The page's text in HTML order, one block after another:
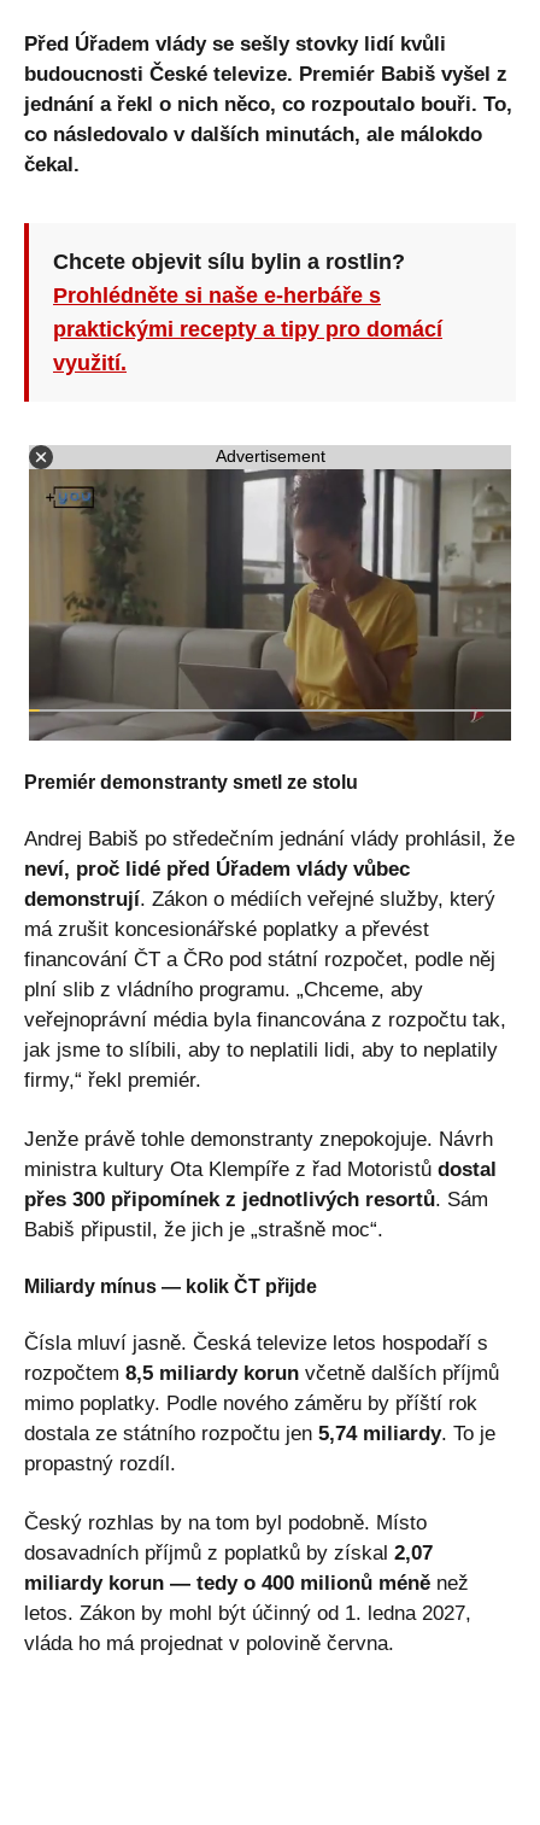
Před Úřadem vlády se sešly stovky lidí kvůli
budoucnosti České televize. Premiér Babiš vyšel z
jednání a řekl o nich něco, co rozpoutalo bouři. To,
co následovalo v dalších minutách, ale málokdo
čekal.
Chcete objevit sílu bylin a rostlin?
Prohlédněte si naše e-herbáře s
praktickými recepty a tipy pro domácí
využití.
Advertisement
Premiér demonstranty smetl ze stolu
Andrej Babiš po středečním jednání vlády prohlásil, že
neví, proč lidé před Úřadem vlády vůbec
demonstrují. Zákon o médiích veřejné služby, který
má zrušit koncesionářské poplatky a převést
financování ČT a ČRo pod státní rozpočet, podle něj
plní slib z vládního programu. „Chceme, aby
veřejnoprávní média byla financována z rozpočtu tak,
jak jsme to slíbili, aby to neplatili lidi, aby to neplatily
firmy,“ řekl premiér.
Jenže právě tohle demonstranty znepokojuje. Návrh
ministra kultury Ota Klempíře z řad Motoristů dostal
přes 300 připomínek z jednotlivých resortů. Sám
Babiš připustil, že jich je „strašně moc“.
Miliardy mínus — kolik ČT přijde
Čísla mluví jasně. Česká televize letos hospodaří s
rozpočtem 8,5 miliardy korun včetně dalších příjmů
mimo poplatky. Podle nového záměru by příští rok
dostala ze státního rozpočtu jen 5,74 miliardy. To je
propastný rozdíl.
Český rozhlas by na tom byl podobně. Místo
dosavadních příjmů z poplatků by získal 2,07
miliardy korun — tedy o 400 milionů méně než
letos. Zákon by mohl být účinný od 1. ledna 2027,
vláda ho má projednat v polovině června.